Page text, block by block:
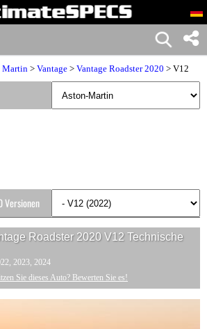
Martin > Vantage > Vantage Roadster 2020 > V12
Roadster 2020 V12 Technische
2023, 2024
Sie dieses Auto? Bewerten Sie es!
Versionen